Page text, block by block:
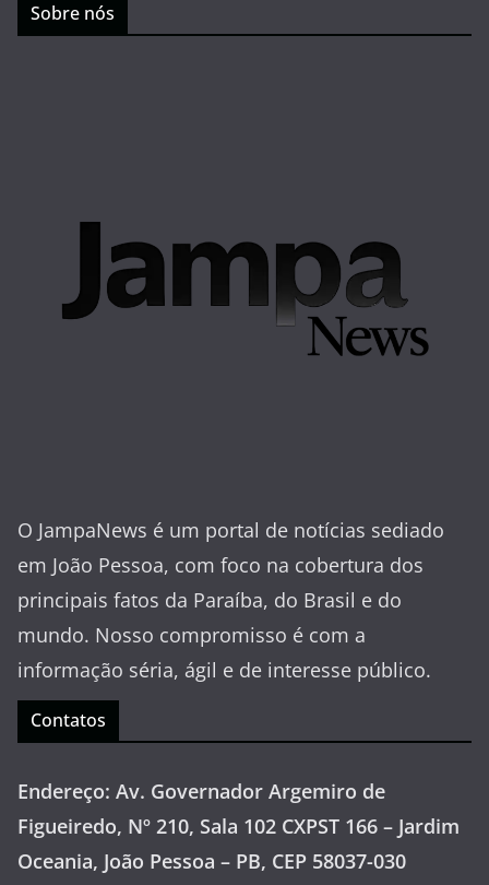
Sobre nós
O JampaNews é um portal de notícias sediado
em João Pessoa, com foco na cobertura dos
principais fatos da Paraíba, do Brasil e do
mundo. Nosso compromisso é com a
informação séria, ágil e de interesse público.
Contatos
Endereço: Av. Governador Argemiro de
Figueiredo, Nº 210, Sala 102 CXPST 166 – Jardim
Oceania, João Pessoa – PB, CEP 58037-030